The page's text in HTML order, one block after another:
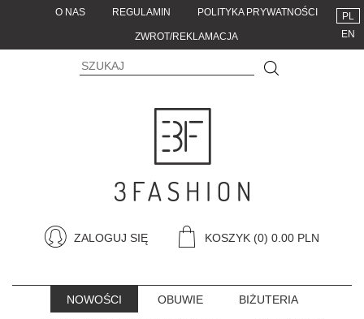
O NAS REGULAMIN POLITYKA PRYWATNOŚCI
ZWROT/REKLAMACJA
PL
EN
ZALOGUJ SIĘ KOSZYK (0) 0.00 PLN
NOWOŚCI OBUWIE BIŻUTERIA